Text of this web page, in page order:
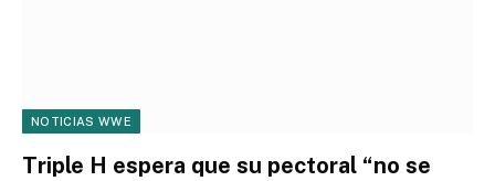
NOTICIAS WWE
Triple H espera que su pectoral “no se